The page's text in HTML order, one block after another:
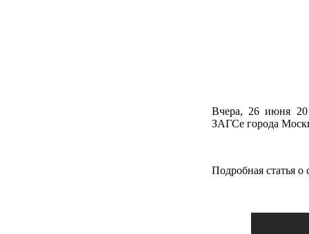
Вчера, 26 июня
ЗАГСе города
Подробная статья